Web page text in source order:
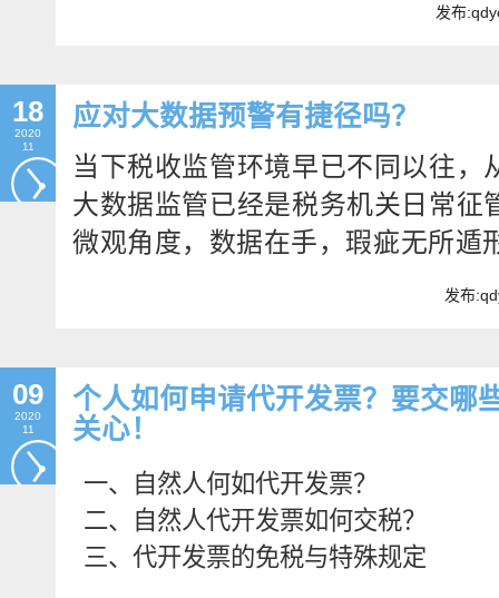
发布
18
2020
11
应对大数据预警有捷径吗？
当下税收监管环境早已不同以往，
大数据监管已经是税务机关日常征
微观角度，数据在手，瑕疵无所遁
发布
09
2020
11
个人如何申请代开发票？要交哪
关心！
一、自然人何如代开发票？
二、自然人代开发票如何交税？
三、代开发票的免税与特殊规定